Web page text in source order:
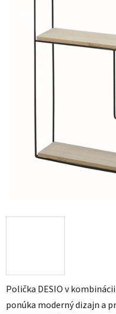
Polička DESIO v
ponúka moderný dizajn a
hviezdičiek.